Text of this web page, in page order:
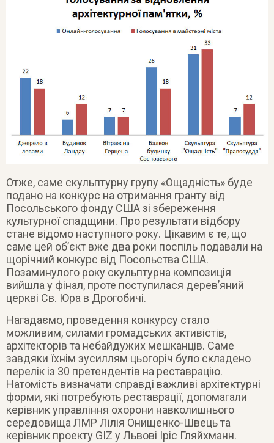
Отже, саме скульптурну групу «Ощадність» буде
подано на конкурс на отримання гранту від
Посольського фонду США зі збереження
культурної спадщини. Про результати відбору
стане відомо наступного року. Цікавим є те, що
саме цей об’єкт вже два роки поспіль подавали на
щорічний конкурс від Посольства США.
Позаминулого року скульптурна композиція
вийшла у фінал, проте поступилася дерев’яний
церкві Св. Юра в Дрогобичі.
Нагадаємо, проведення конкурсу стало
можливим, силами громадських активістів,
архітекторів та небайдужих мешканців. Саме
завдяки їхнім зусиллям цьогоріч було складено
перелік із 30 претендентів на реставрацію.
Натомість визначати справді важливі архітектурні
форми, які потребують реставрації, допомагали
керівник управління охорони навколишнього
середовища ЛМР Лілія Онищенко-Швець та
керівник проекту GIZ у Львові Іріс Гляйхманн.